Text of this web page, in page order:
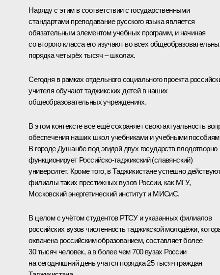
Наряду с этим в соответствии с государственными
стандартами преподавание русского языка является
обязательным элементом учебных программ, и начиная
со второго класса его изучают во всех
порядка четырёх тысяч – школах.
Сегодня в рамках отдельного социального проекта
учителя обучают таджикских детей в наших
общеобразовательных учреждениях.
В этом контексте все ещё сохраняет свою актуальность
обеспечения наших школ учебниками и учебными
В городе Душанбе под эгидой двух государств плодотворно
функционирует Российско-таджикский (славянский)
университет. Кроме того, в Таджикистане успешно
филиалы таких престижных вузов России, как МГУ,
Московский энергетический институт и МИСиС.
В целом с учётом студентов РТСУ и указанных филиалов
российских вузов численность таджикской молодёжи,
охвачена российским образованием, составляет более
30 тысяч человек, а в более чем 700 вузах России
на сегодняшний день учатся порядка 25 тысяч граждан